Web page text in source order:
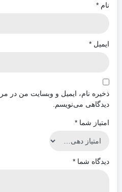
نام *
ایمیل *
ذخیره نام، ایمیل و وبسایت من در
دیدگاهی می‌نویسم.
امتیاز شما *
دیدگاه شما *